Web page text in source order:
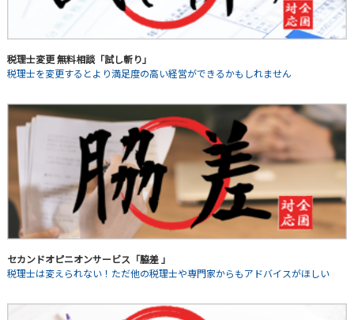
税理士変更 無料相談「試し斬り」
税理士を変更するとより満足度の高い経営ができるかもしれません
セカンドオピニオンサービス「脇差 」
税理士は変えられない！ただ他の税理士や専門家からもアドバイスがほしい